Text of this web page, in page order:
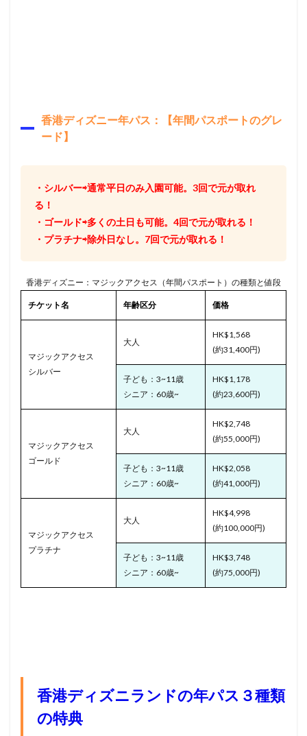
香港ディズニー年パス：【年間パスポートのグレ
ード】
・ シルバー⇨通常平日のみ入園可能。3回で元が取れ
る！
・ ゴールド⇨多くの土日も可能。4回で元が取れる！
・ プラチナ⇨除外日なし。7回で元が取れる！
香港ディズニー：マジックアクセス（年間パスポート）の種類と値段
チケット名 年齢区分 価格
マジックアクセス
シルバー
大人
HK$1,568
(約31,400円)
子ども：3~11歳
シニア：60歳~
HK$1,178
(約23,600円)
マジックアクセス
ゴールド
大人
HK$2,748
(約55,000円)
子ども：3~11歳
シニア：60歳~
HK$2,058
(約41,000円)
マジックアクセス
プラチナ
大人
HK$4,998
(約100,000円)
子ども：3~11歳
シニア：60歳~
HK$3,748
(約75,000円)
香港ディズニランドの年パス３種類
の特典